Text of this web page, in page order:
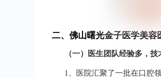
二、佛山曙光金子医学美容
（一）医生团队经验多，技
1、医院汇聚了一批在口腔